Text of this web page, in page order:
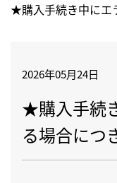
★購入手続き中にエ
2026年05月24日
★購入手続
る場合につ